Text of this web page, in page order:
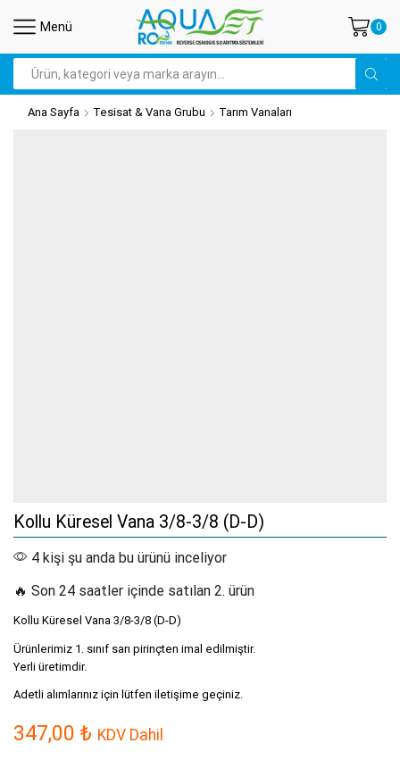
Menü 0
Arama
Ana Sayfa Tesisat & Vana Grubu Tarım Vanaları
Kollu Küresel Vana 3/8-3/8 (D-D)
4 kişi şu anda bu ürünü inceliyor
🔥 Son 24 saatler içinde satılan 2. ürün
Kollu Küresel Vana 3/8-3/8 (D-D)
Ürünlerimiz 1. sınıf sarı pirinçten imal edilmiştir.
Yerli üretimdir.
Adetli alımlarınız için lütfen iletişime geçiniz.
347,00 ₺ KDV Dahil